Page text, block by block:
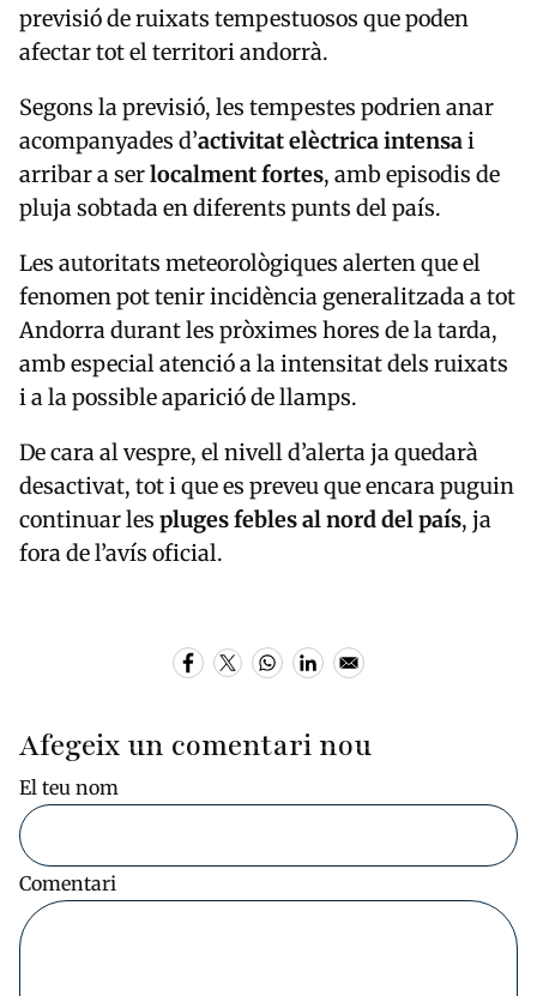
previsió de ruixats tempestuosos que poden
afectar tot el territori andorrà.
Segons la previsió, les tempestes podrien anar
acompanyades d’activitat elèctrica intensai
arribar a serlocalment fortes, amb episodis de
pluja sobtada en diferents punts del país.
Les autoritats meteorològiques alerten que el
fenomen pot tenir incidència generalitzada a tot
Andorra durant les pròximes hores de la tarda,
amb especial atenció a la intensitat dels ruixats
i a la possible aparició de llamps.
De cara al vespre, el nivell d’alerta ja quedarà
desactivat, tot i que es preveu que encara puguin
continuar les pluges febles al nord del país, ja
fora de l’avís oficial.
Afegeix un comentari nou
El teu nom
Comentari